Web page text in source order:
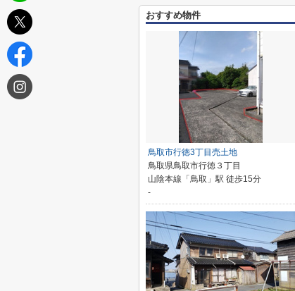
おすすめ物件
鳥取市行徳3丁目売土地
鳥取県鳥取市行徳３丁目
山陰本線「鳥取」駅 徒歩15分
-